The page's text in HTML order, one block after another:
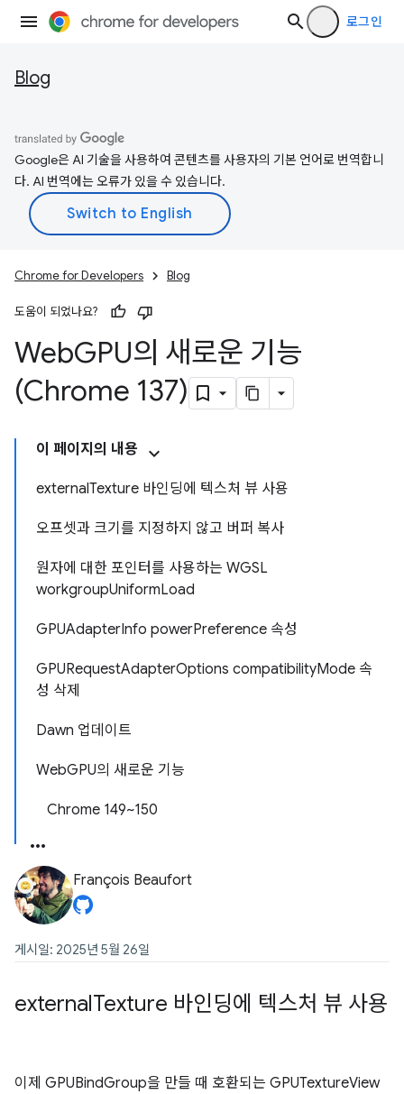
로그인
Blog
Google은 AI 기술을 사용하여 콘텐츠를 사용자의 기본 언어로 번역합니
다. AI 번역에는 오류가 있을 수 있습니다.
Chrome for Developers Blog
도움이 되었나요?
WebGPU의 새로운 기능
(Chrome 137)
이 페이지의 내용
externalTexture 바인딩에 텍스처 뷰 사용
오프셋과 크기를 지정하지 않고 버퍼 복사
원자에 대한 포인터를 사용하는 WGSL
workgroupUniformLoad
GPUAdapterInfo powerPreference 속성
GPURequestAdapterOptions compatibilityMode 속
성 삭제
Dawn 업데이트
WebGPU의 새로운 기능
Chrome 149~150
François Beaufort
게시일: 2025년 5월 26일
externalTexture 바인딩에 텍스처 뷰 사용
이제 GPUBindGroup을 만들 때 호환되는 GPUTextureView